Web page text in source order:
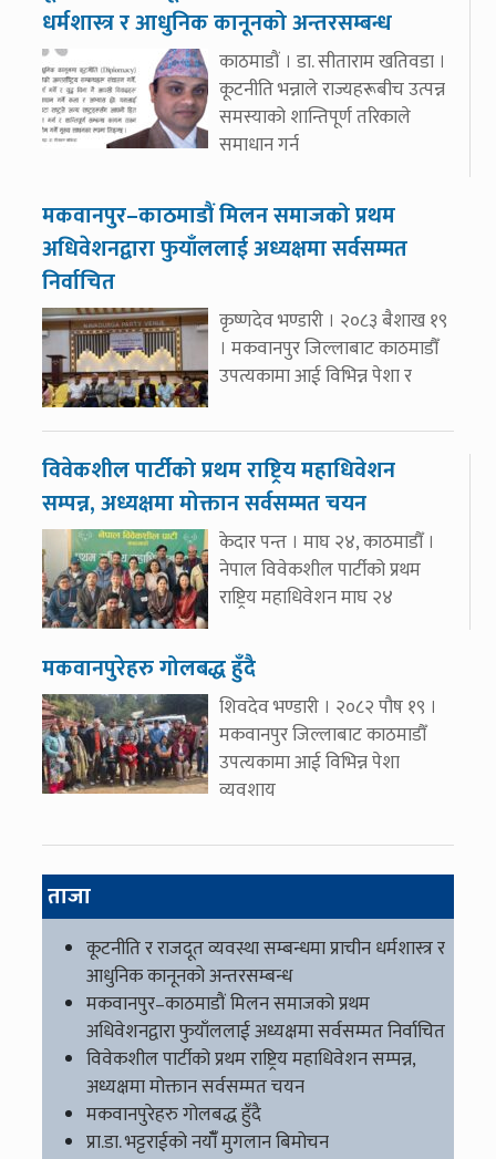
धर्मशास्त्र र आधुनिक कानूनको अन्तरसम्बन्ध
काठमाडौं । डा. सीताराम खतिवडा ।
कूटनीति भन्नाले राज्यहरूबीच उत्पन्न
समस्याको शान्तिपूर्ण तरिकाले
समाधान गर्न
मकवानपुर–काठमाडौं मिलन समाजको प्रथम
अधिवेशनद्वारा फुयाँललाई अध्यक्षमा सर्वसम्मत
निर्वाचित
कृष्णदेव भण्डारी । २०८३ बैशाख १९
। मकवानपुर जिल्लाबाट काठमाडौँ
उपत्यकामा आई विभिन्न पेशा र
विवेकशील पार्टीको प्रथम राष्ट्रिय महाधिवेशन
सम्पन्न, अध्यक्षमा मोक्तान सर्वसम्मत चयन
केदार पन्त । माघ २४, काठमाडौँ ।
नेपाल विवेकशील पार्टीको प्रथम
राष्ट्रिय महाधिवेशन माघ २४
मकवानपुरेहरु गोलबद्ध हुँदै
शिवदेव भण्डारी । २०८२ पौष १९ ।
मकवानपुर जिल्लाबाट काठमाडौँ
उपत्यकामा आई विभिन्न पेशा
व्यवशाय
ताजा
कूटनीति र राजदूत व्यवस्था सम्बन्धमा प्राचीन धर्मशास्त्र र
आधुनिक कानूनको अन्तरसम्बन्ध
मकवानपुर–काठमाडौं मिलन समाजको प्रथम
अधिवेशनद्वारा फुयाँललाई अध्यक्षमा सर्वसम्मत निर्वाचित
विवेकशील पार्टीको प्रथम राष्ट्रिय महाधिवेशन सम्पन्न,
अध्यक्षमा मोक्तान सर्वसम्मत चयन
मकवानपुरेहरु गोलबद्ध हुँदै
प्रा.डा. भट्टराईको नयाँँ मुगलान बिमोचन